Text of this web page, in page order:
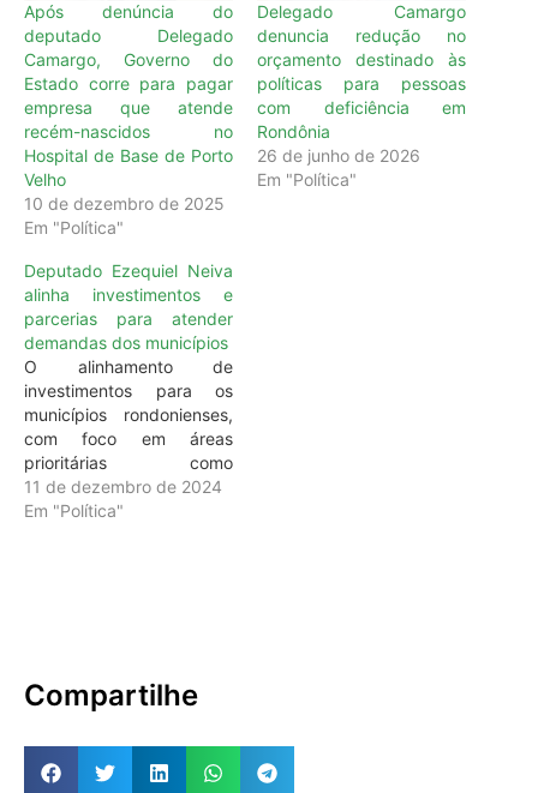
Após denúncia do
deputado Delegado
Camargo, Governo do
Estado corre para pagar
empresa que atende
recém-nascidos no
Hospital de Base de Porto
Velho
10 de dezembro de 2025
Em "Política"
Delegado Camargo
denuncia redução no
orçamento destinado às
políticas para pessoas
com deficiência em
Rondônia
26 de junho de 2026
Em "Política"
Deputado Ezequiel Neiva
alinha investimentos e
parcerias para atender
demandas dos municípios
O alinhamento de
investimentos para os
municípios rondonienses,
com foco em áreas
prioritárias como
agricultura, infraestrutura
e saúde foi tema do
(União Brasil) e o diretor
de Políticas Agrícolas da…
11 de dezembro de 2024
Em "Política"
Compartilhe